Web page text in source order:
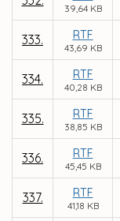
39,64 KB
333. RTF
43,69 KB
334. RTF
40,28 KB
335. RTF
38,85 KB
336. RTF
45,45 KB
337. RTF
41,18 KB